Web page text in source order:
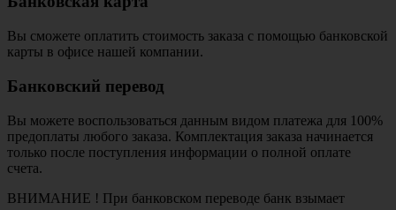
Вы сможете оплатить стоимость заказа с помощью банковской
карты в офисе нашей компании.
Банковский перевод
Вы можете воспользоваться данным видом платежа для 100%
предоплаты любого заказа. Комплектация заказа начинается
только после поступления информации о полной оплате
счета.
ВНИМАНИЕ ! При банковском переводе банк взымает